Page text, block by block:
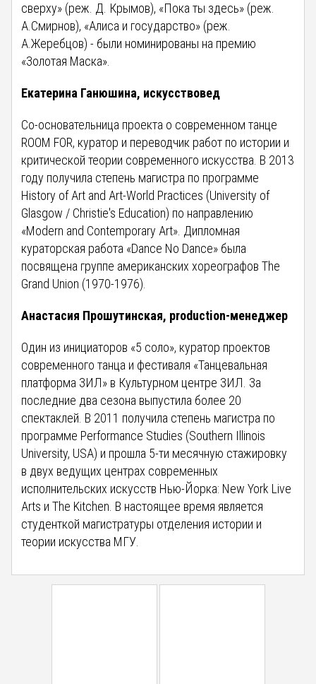
сверху» (реж. Д. Крымов), «Пока ты здесь» (реж.
А.Смирнов), «Алиса и государство» (реж.
А.Жеребцов) - были номинированы на премию
«Золотая Маска».
Екатерина Ганюшина, искусствовед
Со-основательница проекта о современном танце
ROOM FOR, куратор и переводчик работ по истории и
критической теории современного искусства. В 2013
году получила степень магистра по программе
History of Art and Art-World Practices (University of
Glasgow / Christie's Education) по направлению
«Modern and Contemporary Art». Дипломная
кураторская работа «Dance No Dance» была
посвящена группе американских хореографов The
Grand Union (1970-1976).
Анастасия Прошутинская, production-менеджер
Один из инициаторов «5 соло», куратор проектов
современного танца и фестиваля «Танцевальная
платформа ЗИЛ» в Культурном центре ЗИЛ. За
последние два сезона выпустила более 20
спектаклей. В 2011 получила степень магистра по
программе Performance Studies (Southern Illinois
University, USA) и прошла 5-ти месячную стажировку
в двух ведущих центрах современных
исполнительских искусств Нью-Йорка: New York Live
Arts и The Kitchen. В настоящее время является
студенткой магистратуры отделения истории и
теории искусства МГУ.